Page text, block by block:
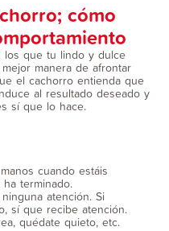
cómo
los que tu lindo y dulce
manera de afrontar
el cachorro entienda que
al resultado deseado y
sí que lo hace.
cuando estáis
terminado.
atención. Si
sí que recibe atención.
quédate quieto, etc.